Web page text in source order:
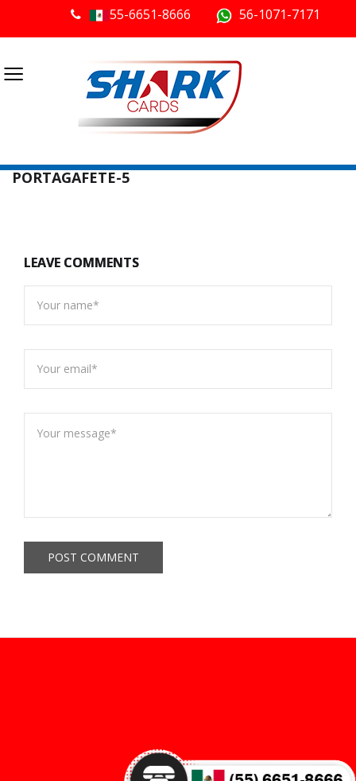
55-6651-8666 56-1071-7171
≡
PORTAGAFETE-5
LEAVE COMMENTS